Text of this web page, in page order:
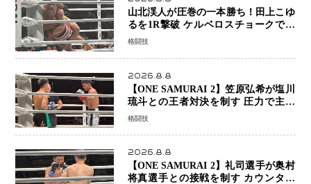
山北渓人が圧巻の一本勝ち！田上こゆ
るを1R撃破 ケルベロスチョークで存
在感を示す
格闘技
2026.8.8
【ONE SAMURAI 2】笠原弘希が塩川
琉斗との王者対決を制す 圧力で主導
権を握り判定勝利
格闘技
2026.8.8
【ONE SAMURAI 2】礼司選手が奥村
将真選手との接戦を制す カウンター